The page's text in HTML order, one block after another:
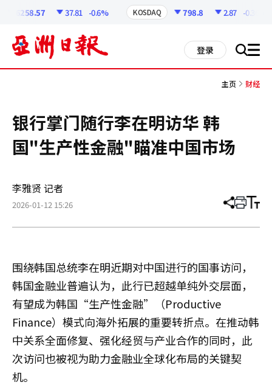
6258.57 37.81 -0.6% KOSDAQ 798.8 2.87 -0.36%
登录 搜 all
主页 财经
银行掌门随行李在明访华 韩
国"生产性金融"瞄准中国市场
李雅贤 记者
2026-01-12 15:26 分
章
打 调
小
围绕韩国总统李在明近期对中国进行的国事访问，
韩国金融业普遍认为，此行已超越单纯外交层面，
有望成为韩国“生产性金融”（Productive
Finance）模式向海外拓展的重要转折点。在推动韩
中关系全面修复、强化经贸与产业合作的同时，此
次访问也被视为助力金融业全球化布局的关键契
机。